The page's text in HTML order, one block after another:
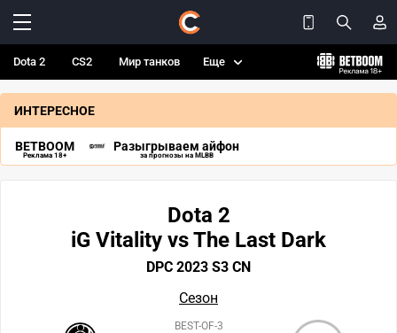
Dota 2 CS2 Мир танков Еще
ИНТЕРЕСНОЕ
BETBOOM
Реклама 18+
Разыгрываем айфон
за прогнозы на MLBB
Dota 2
iG Vitality vs The Last Dark
DPC 2023 S3 CN
Сезон
BEST-OF-3